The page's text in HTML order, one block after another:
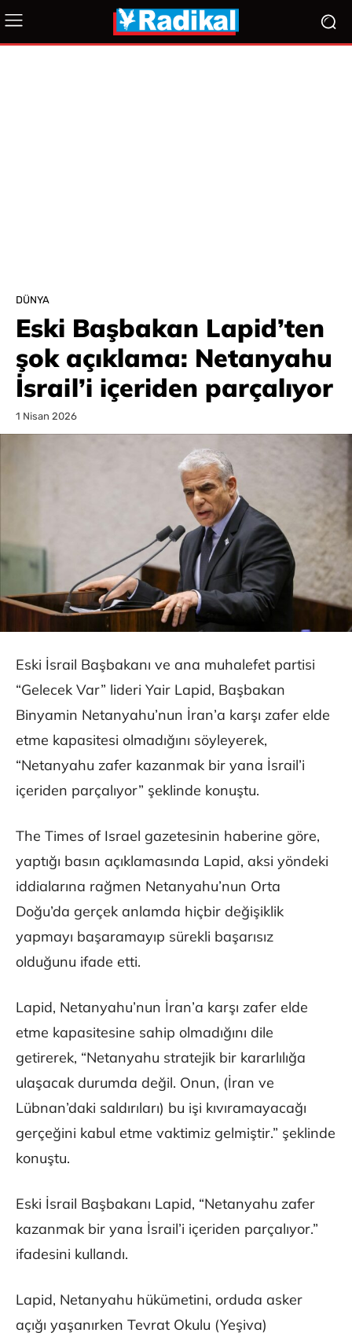
DÜNYA
Eski Başbakan Lapid’ten
şok açıklama: Netanyahu
İsrail’i içeriden parçalıyor
1 Nisan 2026
Eski İsrail Başbakanı ve ana muhalefet partisi
“Gelecek Var” lideri Yair Lapid, Başbakan
Binyamin Netanyahu’nun İran’a karşı zafer elde
etme kapasitesi olmadığını söyleyerek,
“Netanyahu zafer kazanmak bir yana İsrail’i
içeriden parçalıyor” şeklinde konuştu.
The Times of Israel gazetesinin haberine göre,
yaptığı basın açıklamasında Lapid, aksi yöndeki
iddialarına rağmen Netanyahu’nun Orta
Doğu’da gerçek anlamda hiçbir değişiklik
yapmayı başaramayıp sürekli başarısız
olduğunu ifade etti.
Lapid, Netanyahu’nun İran’a karşı zafer elde
etme kapasitesine sahip olmadığını dile
getirerek, “Netanyahu stratejik bir kararlılığa
ulaşacak durumda değil. Onun, (İran ve
Lübnan’daki saldırıları) bu işi kıvıramayacağı
gerçeğini kabul etme vaktimiz gelmiştir.” şeklinde
konuştu.
Eski İsrail Başbakanı Lapid, “Netanyahu zafer
kazanmak bir yana İsrail’i içeriden parçalıyor.”
ifadesini kullandı.
Lapid, Netanyahu hükümetini, orduda asker
açığı yaşanırken Tevrat Okulu (Yeşiva)